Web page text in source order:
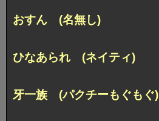
おすん (名無し)
ひなあられ (ネイティ)
牙一族 (パクチーもぐもぐ)